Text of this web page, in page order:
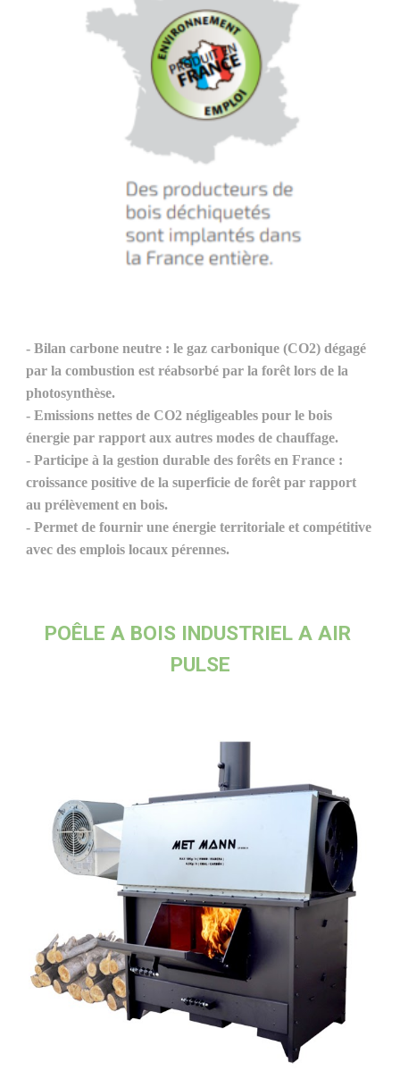
- Bilan carbone neutre : le gaz carbonique (CO2) dégagé
par la combustion est réabsorbé par la forêt lors de la
photosynthèse.
- Emissions nettes de CO2 négligeables pour le bois
énergie par rapport aux autres modes de chauffage.
- Participe à la gestion durable des forêts en France :
croissance positive de la superficie de forêt par rapport
au prélèvement en bois.
- Permet de fournir une énergie territoriale et compétitive
avec des emplois locaux pérennes.
POÊLE A BOIS INDUSTRIEL A AIR
PULSE